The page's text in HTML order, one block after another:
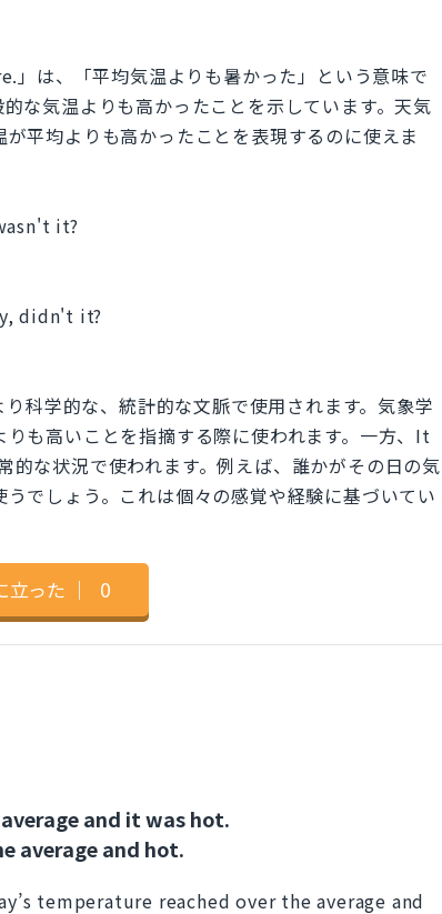
は、「平均気温よりも暑かった」という意味で
な気温よりも高かったことを示しています。天気
平均よりも高かったことを表現するのに使えま
it?
didn't it?
学的な、統計的な文脈で使用されます。気象学
も高いことを指摘する際に使われます。一方、It
な状況で使われます。例えば、誰かがその日の気
でしょう。これは個々の感覚や経験に基づいてい
立った ｜ 0
and it was hot.
average and hot.
temperature reached over the average and